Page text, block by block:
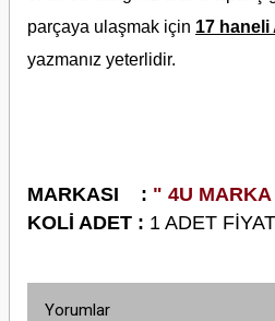
parçaya ulaşmak için 17 haneli
yazmanız yeterlidir.
MARKASI : " 4U
KOLİ ADET : 1 ADET
Yorumlar